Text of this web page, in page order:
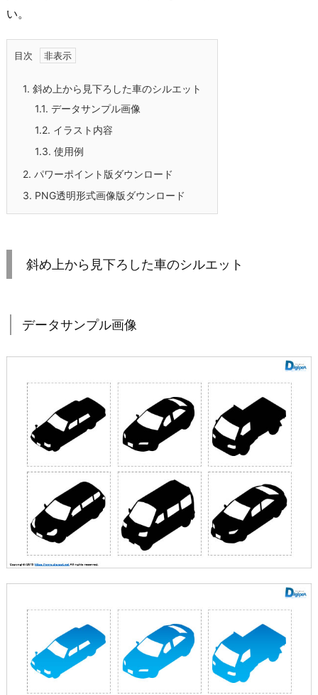
い。
目次
1. 斜め上から見下ろした車のシルエット
1.1. データサンプル画像
1.2. イラスト内容
1.3. 使用例
2. パワーポイント版ダウンロード
3. PNG透明形式画像版ダウンロード
斜め上から見下ろした車のシルエット
データサンプル画像